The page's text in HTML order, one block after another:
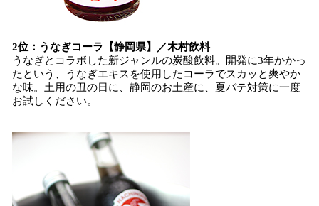
2位：うなぎコーラ【静岡県】／木村飲料
うなぎとコラボした新ジャンルの炭酸飲料。開発に3年かかっ
たという、うなぎエキスを使用したコーラでスカッと爽やか
な味。土用の丑の日に、静岡のお土産に、夏バテ対策に一度
お試しください。